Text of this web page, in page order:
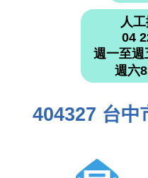
人
04
週一至
週六
404327 台中